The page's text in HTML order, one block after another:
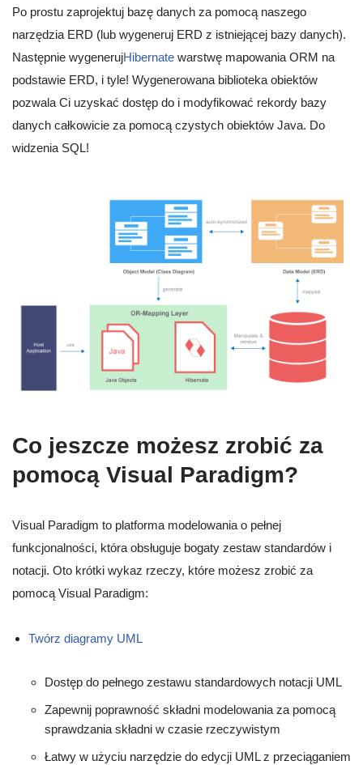
Po prostu zaprojektuj bazę danych za pomocą naszego
narzędzia ERD (lub wygeneruj ERD z istniejącej bazy danych).
Następnie wygenerujHibernate warstwę mapowania ORM na
podstawie ERD, i tyle! Wygenerowana biblioteka obiektów
pozwala Ci uzyskać dostęp do i modyfikować rekordy bazy
danych całkowicie za pomocą czystych obiektów Java. Do
widzenia SQL!
Co jeszcze możesz zrobić za
pomocą Visual Paradigm?
Visual Paradigm to platforma modelowania o pełnej
funkcjonalności, która obsługuje bogaty zestaw standardów i
notacji. Oto krótki wykaz rzeczy, które możesz zrobić za
pomocą Visual Paradigm:
Twórz diagramy UML
Dostęp do pełnego zestawu standardowych notacji UML
Zapewnij poprawność składni modelowania za pomocą
sprawdzania składni w czasie rzeczywistym
Łatwy w użyciu narzędzie do edycji UML z przeciąganiem